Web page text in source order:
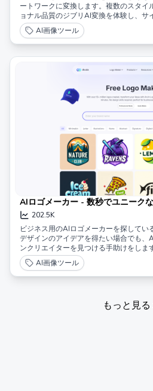
ートワークに変換します。複数のスタイ
ョナル品質のジブリAI変換を体験し、サ
AI画像ツール
AIロゴメーカー - 数秒でユニーク
202.5K
ビジネス用のAIロゴメーカーを探してい
デザインのアイデアを得たい場合でも、
ンクリエイターを見つける手助けをします
AI画像ツール
もっと見る